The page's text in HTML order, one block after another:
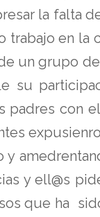
la falta
trabajo en la
un grupo
su
padres con
y
y ell@s
que ha